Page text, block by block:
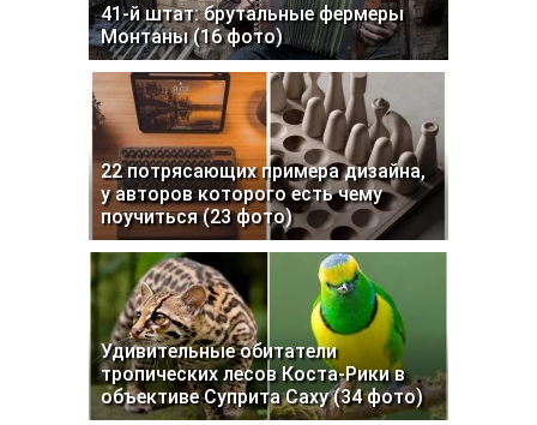
41-й штат: брутальные фермеры
Монтаны (16 фото)
22 потрясающих примера дизайна,
у авторов которого есть чему
поучиться (23 фото)
Удивительные обитатели
тропических лесов Коста-Рики в
объективе Суприта Саху (34 фото)